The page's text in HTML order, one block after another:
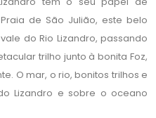
de São Julião, este belo
do Rio Lizandro, passando
trilho junto à bonita Foz,
O mar, o rio, bonitos trilhos e
Lizandro e sobre o oceano